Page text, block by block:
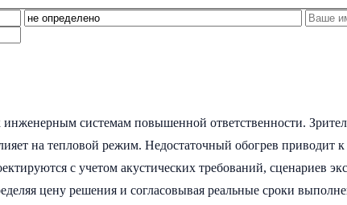
инженерным системам повышенной ответственности.
на тепловой режим. Недостаточный обогрев
с учетом акустических требований, сценариев
цену решения и согласовывая реальные сроки